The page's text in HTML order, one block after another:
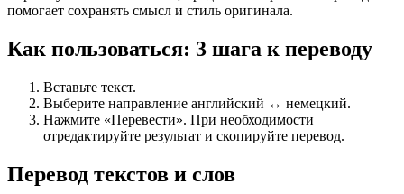
помогает сохранять смысл и стиль оригинала.
Как пользоваться: 3 шага к переводу
Вставьте текст.
Выберите направление английский ↔ немецкий.
Нажмите «Перевести». При необходимости
отредактируйте результат и скопируйте перевод.
Перевод текстов и слов